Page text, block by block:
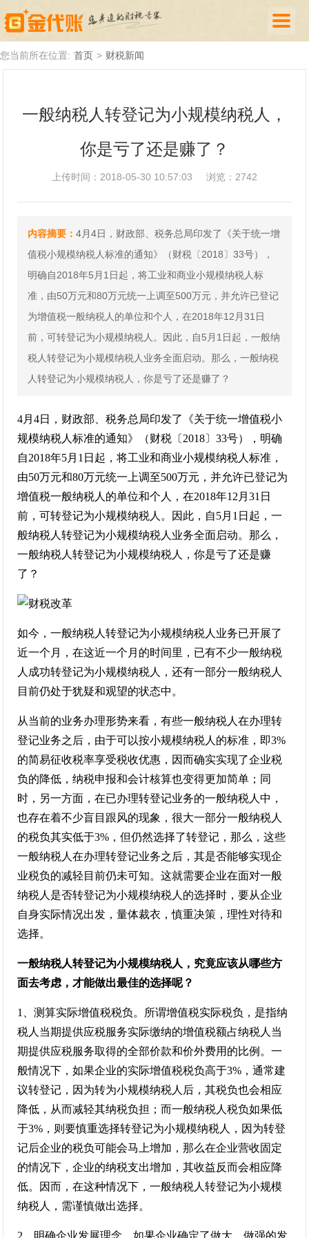
代理记账
厦门落户
财税新闻
关于我们
诚聘英才
您当前所在位置: 首页 > 财税新闻
一般纳税人转登记为小规模纳税人，
你是亏了还是赚了？
上传时间：2018-05-30 10:57:03 浏览：2742
内容摘要：4月4日，财政部、税务总局印发了《关于统一增
值税小规模纳税人标准的通知》（财税〔2018〕33号），
明确自2018年5月1日起，将工业和商业小规模纳税人标
准，由50万元和80万元统一上调至500万元，并允许已登记
为增值税一般纳税人的单位和个人，在2018年12月31日
前，可转登记为小规模纳税人。因此，自5月1日起，一般纳
税人转登记为小规模纳税人业务全面启动。那么，一般纳税
人转登记为小规模纳税人，你是亏了还是赚了？
4月4日，财政部、税务总局印发了《关于统一增值税小
规模纳税人标准的通知》（财税〔2018〕33号），明确
自2018年5月1日起，将工业和商业小规模纳税人标准，
由50万元和80万元统一上调至500万元，并允许已登记为
增值税一般纳税人的单位和个人，在2018年12月31日
前，可转登记为小规模纳税人。因此，自5月1日起，一
般纳税人转登记为小规模纳税人业务全面启动。那么，
一般纳税人转登记为小规模纳税人，你是亏了还是赚
了？
如今，一般纳税人转登记为小规模纳税人业务已开展了
近一个月，在这近一个月的时间里，已有不少一般纳税
人成功转登记为小规模纳税人，还有一部分一般纳税人
目前仍处于犹疑和观望的状态中。
从当前的业务办理形势来看，有些一般纳税人在办理转
登记业务之后，由于可以按小规模纳税人的标准，即3%
的简易征收税率享受税收优惠，因而确实实现了企业税
负的降低，纳税申报和会计核算也变得更加简单；同
时，另一方面，在已办理转登记业务的一般纳税人中，
也存在着不少盲目跟风的现象，很大一部分一般纳税人
的税负其实低于3%，但仍然选择了转登记，那么，这些
一般纳税人在办理转登记业务之后，其是否能够实现企
业税负的减轻目前仍未可知。这就需要企业在面对一般
纳税人是否转登记为小规模纳税人的选择时，要从企业
自身实际情况出发，量体裁衣，慎重决策，理性对待和
选择。
一般纳税人转登记为小规模纳税人，究竟应该从哪些方
面去考虑，才能做出最佳的选择呢？
1、测算实际增值税税负。所谓增值税实际税负，是指纳
税人当期提供应税服务实际缴纳的增值税额占纳税人当
期提供应税服务取得的全部价款和价外费用的比例。一
般情况下，如果企业的实际增值税税负高于3%，通常建
议转登记，因为转为小规模纳税人后，其税负也会相应
降低，从而减轻其纳税负担；而一般纳税人税负如果低
于3%，则要慎重选择转登记为小规模纳税人，因为转登
记后企业的税负可能会马上增加，那么在企业营收固定
的情况下，企业的纳税支出增加，其收益反而会相应降
低。因而，在这种情况下，一般纳税人转登记为小规模
纳税人，需谨慎做出选择。
2、明确企业发展理念。如果企业确定了做大、做强的发